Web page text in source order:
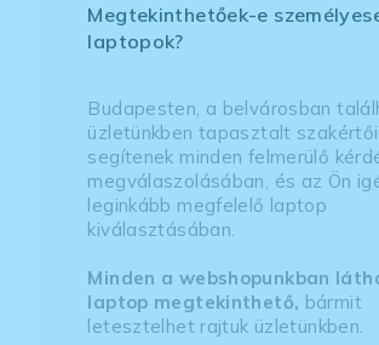
Megtekinthetőek-e
laptopok?
Budapesten, a belvárosban
üzletünkben tapasztalt
segítenek minden felmerülő
megválaszolásában, és az Ön
leginkább megfelelő laptop
kiválasztásában.
Minden a webshopunkban
laptop megtekinthető, bármit
letesztelhet rajtuk üzletünkben.